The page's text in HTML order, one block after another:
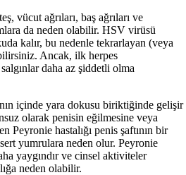
vücut ağrıları, baş ağrıları ve
da neden olabilir. HSV virüsü
kalır, bu nedenle tekrarlayan (veya
Ancak, ilk herpes
daha az şiddetli olma
içinde yara dokusu biriktiğinde gelişir
olarak penisin eğilmesine veya
Peyronie hastalığı penis şaftının bir
yumrulara neden olur. Peyronie
yaygındır ve cinsel aktiviteler
neden olabilir.